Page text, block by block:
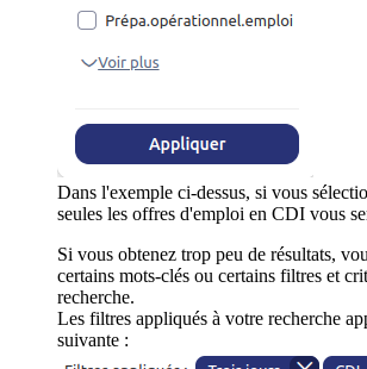
Dans l'exemple ci-dessus, si vous
seules les offres d'emploi en CDI vous
Si vous obtenez trop peu de résultats,
certains mots-clés ou certains filtres et
recherche.
Les filtres appliqués à votre recherche
suivante :